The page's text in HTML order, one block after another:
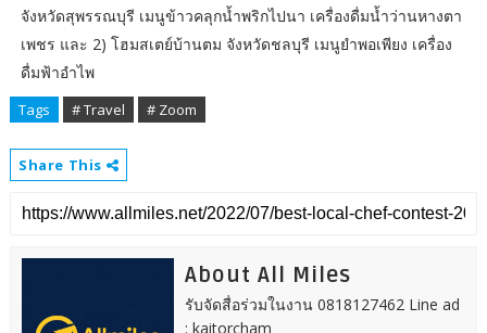
จังหวัดสุพรรณบุรี เมนูข้าวคลุกน้ำพริกไปนา เครื่องดื่มน้ำว่านหางตา
เพชร และ 2) โฮมสเตย์บ้านตม จังหวัดชลบุรี เมนูยำพอเพียง เครื่อง
ดื่มฟ้าอำไพ
Tags # Travel # Zoom
Share This
About All Miles
รับจัดสื่อร่วมในงาน 0818127462 Line ad
: kaitorcham